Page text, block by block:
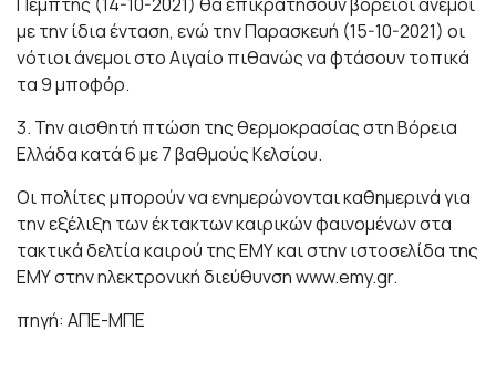
με την ίδια ένταση, ενώ την Παρασκευή (15-10-2021) οι
νότιοι άνεμοι στο Αιγαίο πιθανώς να φτάσουν τοπικά
τα 9 μποφόρ.
3. Την αισθητή πτώση της θερμοκρασίας στη Βόρεια
Ελλάδα κατά 6 με 7 βαθμούς Κελσίου.
Οι πολίτες μπορούν να ενημερώνονται καθημερινά για
την εξέλιξη των έκτακτων καιρικών φαινομένων στα
τακτικά δελτία καιρού της ΕΜΥ και στην ιστοσελίδα της
ΕΜΥ στην ηλεκτρονική διεύθυνσηwww.emy.gr.
πηγή: ΑΠΕ-ΜΠΕ